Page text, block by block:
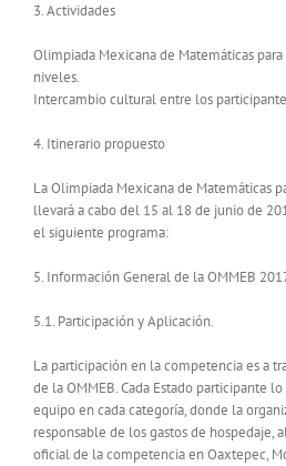
3. Actividades
Olimpiada Mexicana de Matemáticas
niveles.
Intercambio cultural entre los
4. Itinerario propuesto
La Olimpiada Mexicana de Matemáticas
llevará a cabo del 15 al 18 de junio de
el siguiente programa:
5. Información General de la OMMEB
5.1. Participación y Aplicación.
La participación en la competencia es a
de la OMMEB. Cada Estado participante
equipo en cada categoría, donde la
responsable de los gastos de hospedaje,
oficial de la competencia en Oaxtepec,